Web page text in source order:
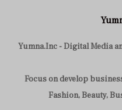
Yumna.Inc - Digital Media
Focus on develop
Fashion, Beauty,